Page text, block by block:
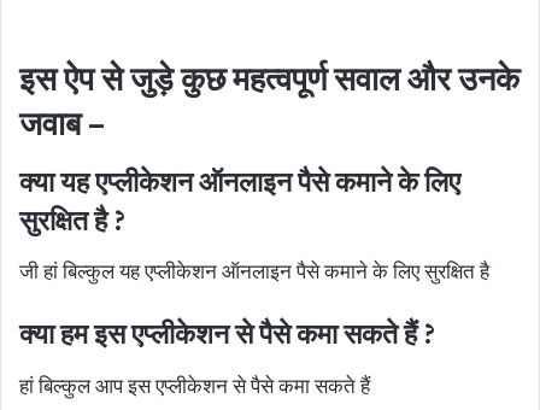
इस ऐप से जुड़े कुछ महत्वपूर्ण सवाल और उनके
जवाब –
क्या यह एप्लीकेशन ऑनलाइन पैसे कमाने के लिए
सुरक्षित है ?
जी हां बिल्कुल यह एप्लीकेशन ऑनलाइन पैसे कमाने के लिए सुरक्षित है
क्या हम इस एप्लीकेशन से पैसे कमा सकते हैं ?
हां बिल्कुल आप इस एप्लीकेशन से पैसे कमा सकते हैं